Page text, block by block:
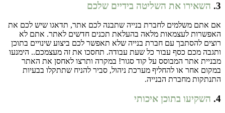
3. השאירו את השליטה בידיים שלכם
אם אתם משלמים לחברת בנייה שתבנה לכם אתר, תדאגו שיש לכם את
האפשרות לעצמאות מלאה בהעלאת תכנים חדשים לאתר. אתם לא
רוצים להסתבך עם חברת בנייה שלא תאפשר לכם ביצוע שינויים בתוכן
ותגבה מכם כסף עבור כל שעת עבודה. תחסכו את זה מעצמכם.. הימנעו
מבניית אתר המבוסס על קוד סגור! במקרה ותרצו לאחסן את האתר
במקום אחר או להחליף מערכת ניהול, סביר להניח שתתקלו בבעיות
התנתקות מחברת הבנייה.
4. השקיעו בתוכן איכותי